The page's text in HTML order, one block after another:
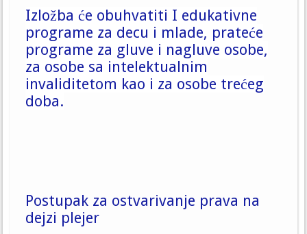
Izložba će obuhvatiti I edukativne
programe za decu i mlade, prateće
programe za gluve i nagluve osobe,
za osobe sa intelektualnim
invaliditetom kao i za osobe trećeg
doba.
Postupak za ostvarivanje prava na
dejzi plejer